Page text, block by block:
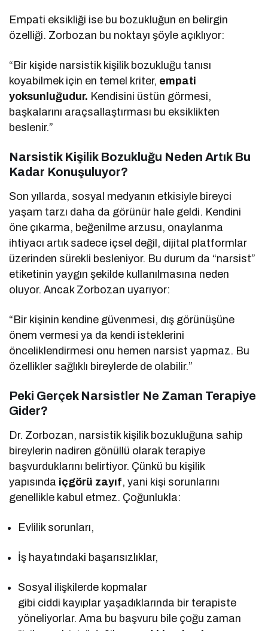
Empati eksikliği ise bu bozukluğun en belirgin
özelliği. Zorbozan bu noktayı şöyle açıklıyor:
“Bir kişide narsistik kişilik bozukluğu tanısı
koyabilmek için en temel kriter, empati
yoksunluğudur. Kendisini üstün görmesi,
başkalarını araçsallaştırması bu eksiklikten
beslenir.”
Narsistik Kişilik Bozukluğu Neden Artık Bu
Kadar Konuşuluyor?
Son yıllarda, sosyal medyanın etkisiyle bireyci
yaşam tarzı daha da görünür hale geldi. Kendini
öne çıkarma, beğenilme arzusu, onaylanma
ihtiyacı artık sadece içsel değil, dijital platformlar
üzerinden sürekli besleniyor. Bu durum da “narsist”
etiketinin yaygın şekilde kullanılmasına neden
oluyor. Ancak Zorbozan uyarıyor:
“Bir kişinin kendine güvenmesi, dış görünüşüne
önem vermesi ya da kendi isteklerini
önceliklendirmesi onu hemen narsist yapmaz. Bu
özellikler sağlıklı bireylerde de olabilir.”
Peki Gerçek Narsistler Ne Zaman Terapiye
Gider?
Dr. Zorbozan, narsistik kişilik bozukluğuna sahip
bireylerin nadiren gönüllü olarak terapiye
başvurduklarını belirtiyor. Çünkü bu kişilik
yapısında içgörü zayıf, yani kişi sorunlarını
genellikle kabul etmez. Çoğunlukla:
Evlilik sorunları,
İş hayatındaki başarısızlıklar,
Sosyal ilişkilerde kopmalar
gibi ciddi kayıplar yaşadıklarında bir terapiste
yöneliyorlar. Ama bu başvuru bile çoğu zaman